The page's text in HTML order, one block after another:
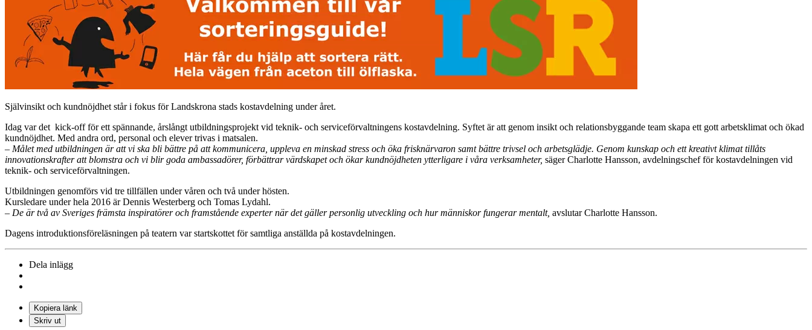
Självinsikt och kundnöjdhet står i fokus för Landskrona stads kostavdelning under året.
Idag var det kick-off för ett spännande, årslångt utbildningsprojekt vid teknik- och serviceförvaltningens kostavdelning. Syftet är att genom insikt och relationsbyggande team skapa ett gott arbetsklimat och ökad
kundnöjdhet. Med andra ord, personal och elever trivas i matsalen.
– Målet med utbildningen är att vi ska bli bättre på att kommunicera, uppleva en minskad stress och öka frisknärvaron samt bättre trivsel och arbetsglädje. Genom kunskap och ett kreativt klimat tillåts
innovationskrafter att blomstra och vi blir goda ambassadörer, förbättrar värdskapet och ökar kundnöjdheten ytterligare i våra verksamheter, säger Charlotte Hansson, avdelningschef för kostavdelningen vid
teknik- och serviceförvaltningen.
Utbildningen genomförs vid tre tillfällen under våren och två under hösten.
Kursledare under hela 2016 är Dennis Westerberg och Tomas Lydahl.
– De är två av Sveriges främsta inspiratörer och framstående experter när det gäller personlig utveckling och hur människor fungerar mentalt, avslutar Charlotte Hansson.
Dagens introduktionsföreläsningen på teatern var startskottet för samtliga anställda på kostavdelningen.
Dela inlägg
Kopiera länk
Skriv ut